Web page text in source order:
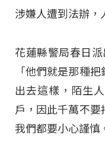
涉嫌人遭到法辦，
花蓮縣警局春日
「他們就是那種
出去這樣，陌生
戶，因此千萬不要
我們都要小心謹慎